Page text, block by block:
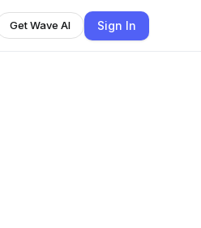
Get Wave AI Sign In